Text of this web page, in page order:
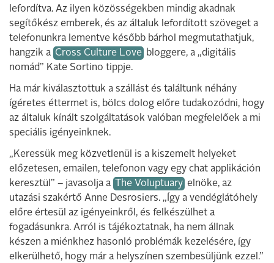
lefordítva. Az ilyen közösségekben mindig akadnak
segítőkész emberek, és az általuk lefordított szöveget a
telefonunkra lementve később bárhol megmutathatjuk,
hangzik a Cross Culture Love bloggere, a „digitális
nomád” Kate Sortino tippje.
Ha már kiválasztottuk a szállást és találtunk néhány
ígéretes éttermet is, bölcs dolog előre tudakozódni, hogy
az általuk kínált szolgáltatások valóban megfelelőek a mi
speciális igényeinknek.
„Keressük meg közvetlenül is a kiszemelt helyeket
előzetesen, emailen, telefonon vagy egy chat applikáción
keresztül” – javasolja a
The Voluptuary elnöke, az
utazási szakértő Anne Desrosiers. „Így a vendéglátóhely
előre értesül az igényeinkről, és felkészülhet a
fogadásunkra. Arról is tájékoztatnak, ha nem állnak
készen a miénkhez hasonló problémák kezelésére, így
elkerülhető, hogy már a helyszínen szembesüljünk ezzel.”